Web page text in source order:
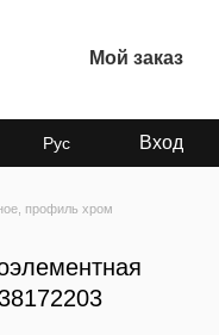
Мой заказ
Рус Вход
профиль хром